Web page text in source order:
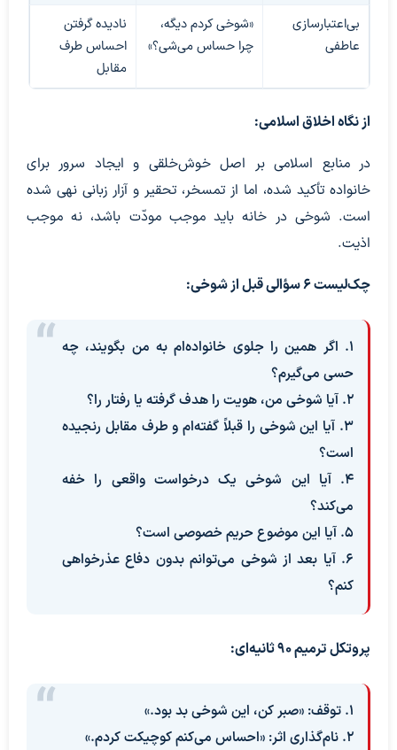
بی‌اعتبارسازی
عاطفی
«شوخی کردم دیگه،
چرا حساس می‌شی؟»
نادیده گرفتن
احساس طرف
مقابل
از نگاه اخلاق اسلامی:
در منابع اسلامی بر اصل خوش‌خلقی و ایجاد سرور برای
خانواده تأکید شده، اما از تمسخر، تحقیر و آزار زبانی نهی شده
است. شوخی در خانه باید موجب مودّت باشد، نه موجب
اذیت.
چک‌لیست ۶ سؤالی قبل از شوخی:
۱. اگر همین را جلوی خانواده‌ام به من بگویند، چه
حسی می‌گیرم؟
۲. آیا شوخی من، هویت را هدف گرفته یا رفتار را؟
۳. آیا این شوخی را قبلاً گفته‌ام و طرف مقابل رنجیده
است؟
۴. آیا این شوخی یک درخواست واقعی را خفه
می‌کند؟
۵. آیا این موضوع حریم خصوصی است؟
۶. آیا بعد از شوخی می‌توانم بدون دفاع عذرخواهی
کنم؟
پروتکل ترمیم ۹۰ ثانیه‌ای:
۱. توقف: «صبر کن، این شوخی بد بود.»
۲. نام‌گذاری اثر: «احساس می‌کنم کوچیکت کردم.»